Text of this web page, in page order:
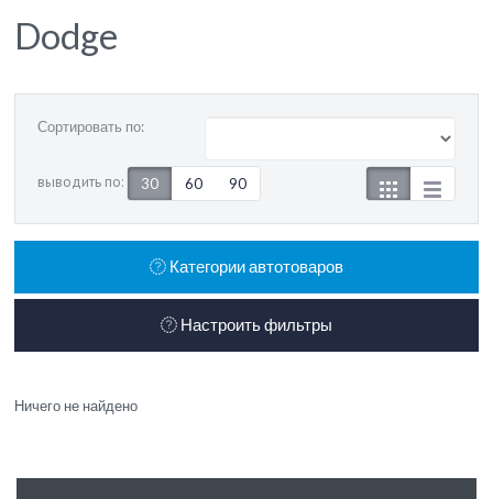
Dodge
Сортировать по:
выводить по: 30 60 90
Категории автотоваров
Настроить фильтры
Ничего не найдено